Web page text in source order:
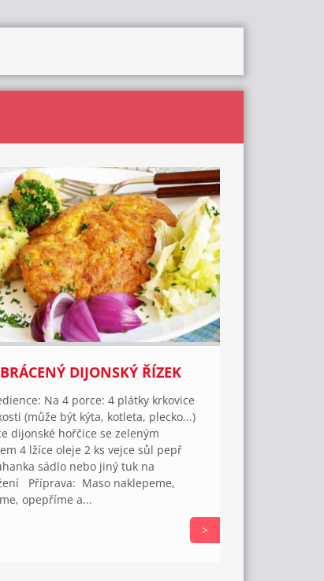
DIJONSKÝ ŘÍZEK
Na 4 porce: 4 plátky krkovice
(může být kýta, kotleta, plecko...)
dijonské hořčice se zeleným
4 lžíce oleje 2 ks vejce sůl pepř
sádlo nebo jiný tuk na
Příprava: Maso naklepeme,
opepříme a...
>